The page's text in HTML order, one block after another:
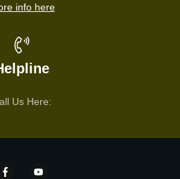
info here
Us Here: